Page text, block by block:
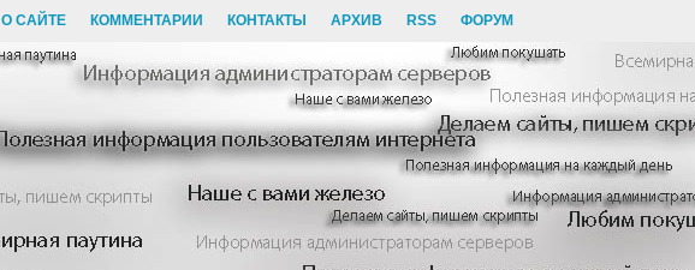
О САЙТЕ КОММЕНТАРИИ КОНТАКТЫ АРХИВ RSS ФОРУМ